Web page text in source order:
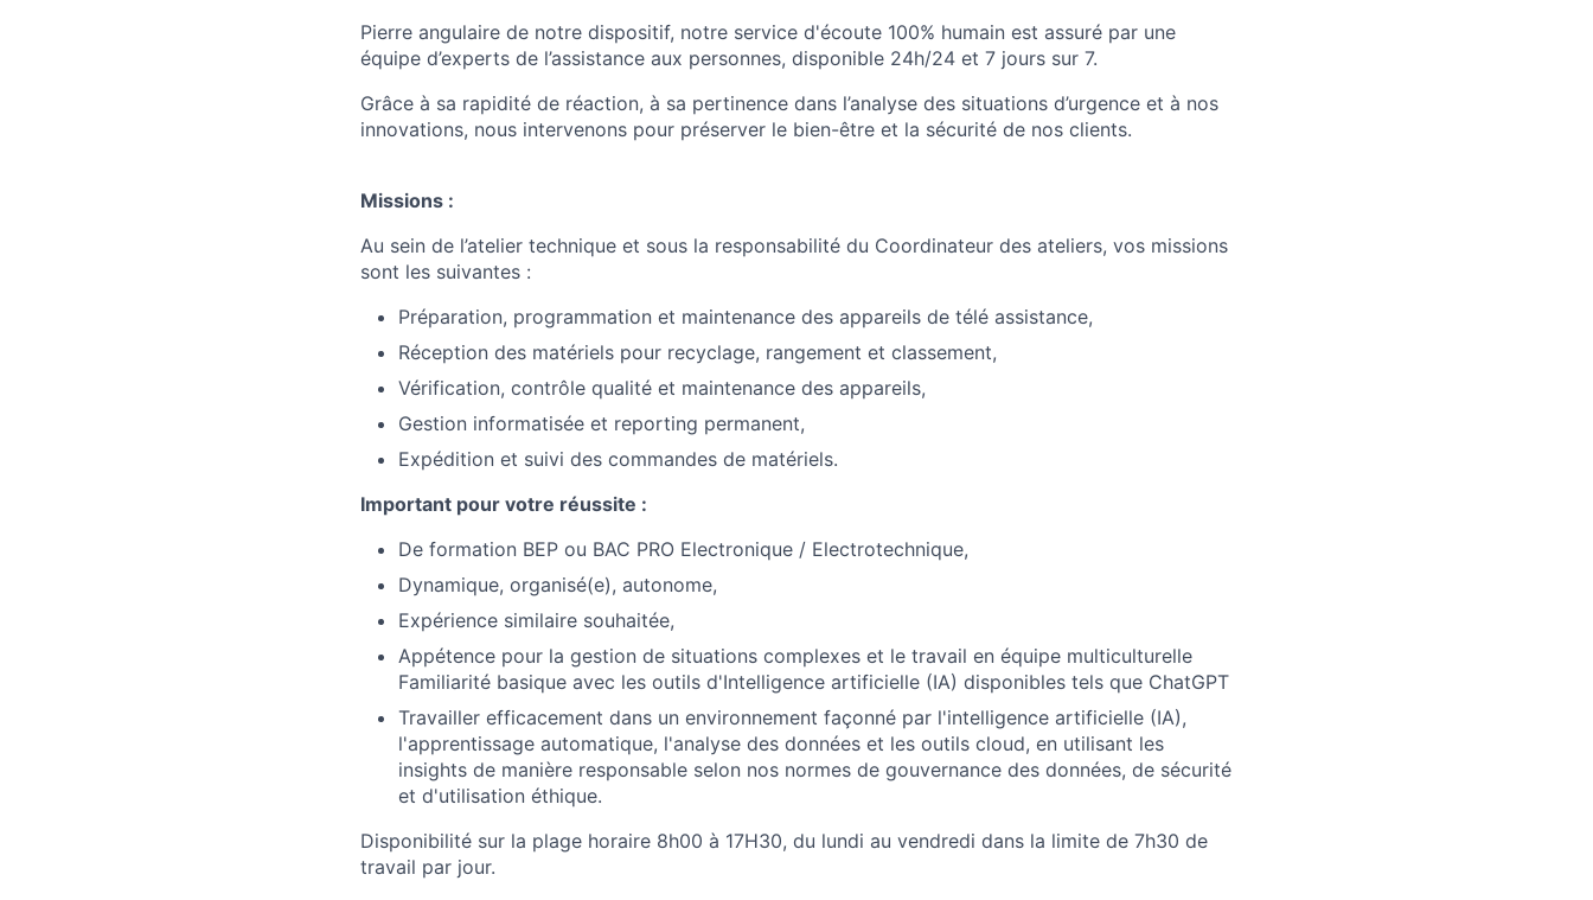
Pierre angulaire de notre dispositif, notre service d'écoute 100% humain est assuré par une
équipe d’experts de l’assistance aux personnes, disponible 24h/24 et 7 jours sur 7.
Grâce à sa rapidité de réaction, à sa pertinence dans l’analyse des situations d’urgence et à nos
innovations, nous intervenons pour préserver le bien-être et la sécurité de nos clients.
Missions :
Au sein de l’atelier technique et sous la responsabilité du Coordinateur des ateliers, vos missions
sont les suivantes :
Préparation, programmation et maintenance des appareils de télé assistance,
Réception des matériels pour recyclage, rangement et classement,
Vérification, contrôle qualité et maintenance des appareils,
Gestion informatisée et reporting permanent,
Expédition et suivi des commandes de matériels.
Important pour votre réussite :
De formation BEP ou BAC PRO Electronique / Electrotechnique,
Dynamique, organisé(e), autonome,
Expérience similaire souhaitée,
Appétence pour la gestion de situations complexes et le travail en équipe multiculturelle
Familiarité basique avec les outils d'Intelligence artificielle (IA) disponibles tels que ChatGPT
Travailler efficacement dans un environnement façonné par l'intelligence artificielle (IA),
l'apprentissage automatique, l'analyse des données et les outils cloud, en utilisant les
insights de manière responsable selon nos normes de gouvernance des données, de sécurité
et d'utilisation éthique.
Disponibilité sur la plage horaire 8h00 à 17H30, du lundi au vendredi dans la limite de 7h30 de
travail par jour.